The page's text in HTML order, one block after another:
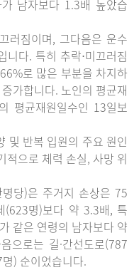
남자보다 1.3배 높았습
러짐이며, 그다음은 운수
니다. 특히 추락⋅미끄러짐
로 많은 부분을 차지하
가합니다. 노인의 평균재
평균재원일수인 13일보
및 반복 입원의 주요 원인
적으로 체력 손실, 사망 위
당)은 주거지 손상은 75
(623명)보다 약 3.3배, 특
같은 연령의 남자보다 약
으로는 길·간선도로(787
) 순이었습니다.